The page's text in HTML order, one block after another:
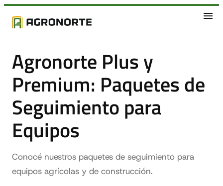
Agronorte Plus y
Premium: Paquetes de
Seguimiento para
Equipos
Conocé nuestros paquetes de seguimiento para
equipos agrícolas y de construcción.